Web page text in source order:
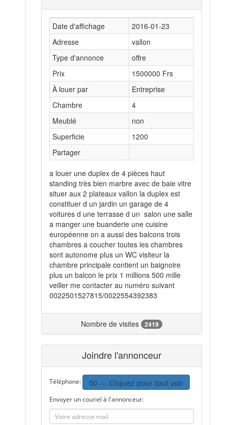
Date d'affichage
2016-01-23
Adresse
vallon
Type d'annonce
offre
Prix
1500000 Frs
À louer par
Entreprise
Chambre
4
Meublé
non
Superficie
1200
Partager
a louer une duplex de 4 pièces haut
standing très bien marbre avec de baie vitre
situer aux 2 plateaux vallon la duplex est
constituer d un jardin un garage de 4
voitures d une terrasse d un salon une salle
a manger une buanderie une cuisine
européenne on a aussi des balcons trois
chambres a coucher toutes les chambres
sont autonome plus un WC visiteur la
chambre principale contient un baignoire
plus un balcon le prix 1 millions 500 mille
veiller me contacter au numéro suivant
0022501527815/0022554392383
Nombre de visites 2419
Joindre l'annonceur
Téléphone: 00 --- Cliquez pour tout voir
Envoyer un couriel à l'annonceur: